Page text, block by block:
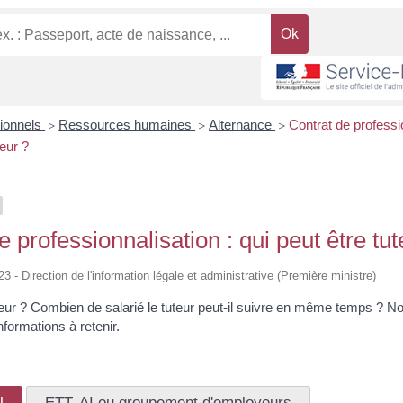
> Ressources humaines > Alternance > Contrat de
?
professionnalisation : qui peut être
- Direction de l'information légale et administrative (Première ministre)
? Combien de salarié le tuteur peut-il suivre en même temps ?
à retenir.